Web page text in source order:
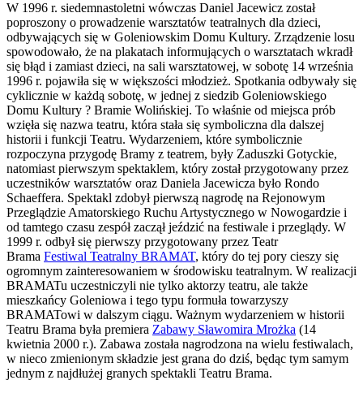
W 1996 r. siedemnastoletni wówczas Daniel Jacewicz został
poproszony o prowadzenie warsztatów teatralnych dla dzieci,
odbywających się w Goleniowskim Domu Kultury. Zrządzenie losu
spowodowało, że na plakatach informujących o warsztatach wkradł
się błąd i zamiast dzieci, na sali warsztatowej, w sobotę 14 września
1996 r. pojawiła się w większości młodzież. Spotkania odbywały się
cyklicznie w każdą sobotę, w jednej z siedzib Goleniowskiego
Domu Kultury ? Bramie Wolińskiej. To właśnie od miejsca prób
wzięła się nazwa teatru, która stała się symboliczna dla dalszej
historii i funkcji Teatru. Wydarzeniem, które symbolicznie
rozpoczyna przygodę Bramy z teatrem, były Zaduszki Gotyckie,
natomiast pierwszym spektaklem, który został przygotowany przez
uczestników warsztatów oraz Daniela Jacewicza było Rondo
Schaeffera. Spektakl zdobył pierwszą nagrodę na Rejonowym
Przeglądzie Amatorskiego Ruchu Artystycznego w Nowogardzie i
od tamtego czasu zespół zaczął jeździć na festiwale i przeglądy. W
1999 r. odbył się pierwszy przygotowany przez Teatr
Brama Festiwal Teatralny BRAMAT, który do tej pory cieszy się
ogromnym zainteresowaniem w środowisku teatralnym. W realizacji
BRAMATu uczestniczyli nie tylko aktorzy teatru, ale także
mieszkańcy Goleniowa i tego typu formuła towarzyszy
BRAMATowi w dalszym ciągu. Ważnym wydarzeniem w historii
Teatru Brama była premiera Zabawy Sławomira Mrożka (14
kwietnia 2000 r.). Zabawa została nagrodzona na wielu festiwalach,
w nieco zmienionym składzie jest grana do dziś, będąc tym samym
jednym z najdłużej granych spektakli Teatru Brama.